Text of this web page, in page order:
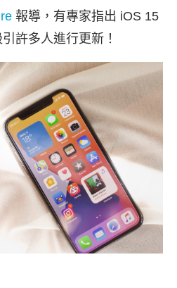
報導，有專家指出 iOS 15
許多人進行更新！